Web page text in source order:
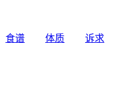
食谱 体质 诉求